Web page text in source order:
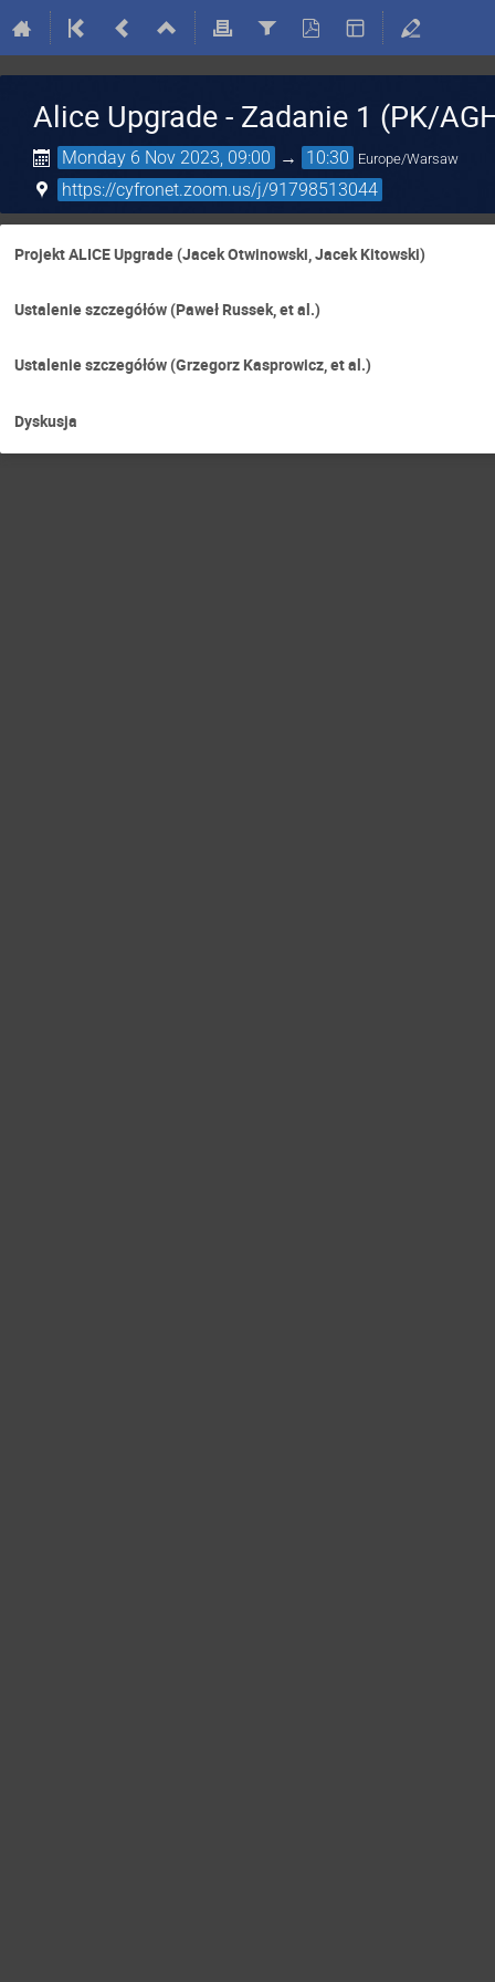
Alice Upgrade - Zadanie 1 (PK/
Monday 6 Nov 2023, 09:00 → 10:30 Europe/Warsaw
https://cyfronet.zoom.us/j/91798513044
Projekt ALICE Upgrade (Jacek Otwinowski, Jacek Kitowski)
Ustalenie szczegółów (Paweł Russek, et al.)
Ustalenie szczegółów (Grzegorz Kasprowicz, et al.)
Dyskusja